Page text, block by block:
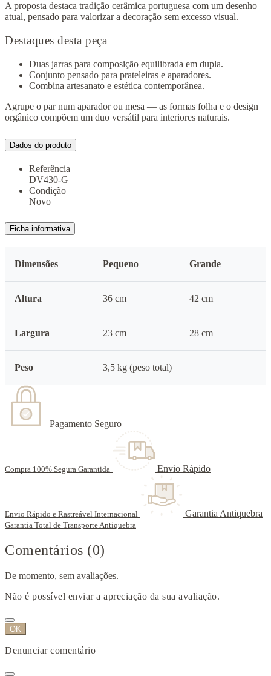
A proposta destaca tradição cerâmica portuguesa com um desenho
atual, pensado para valorizar a decoração sem excesso visual.
Destaques desta peça
Duas jarras para composição equilibrada em dupla.
Conjunto pensado para prateleiras e aparadores.
Combina artesanato e estética contemporânea.
Agrupe o par num aparador ou mesa — as formas folha e o design
orgânico compõem um duo versátil para interiores naturais.
Dados do produto
Referência
DV430-G
Condição
Novo
Ficha informativa
Dimensões Pequeno Grande
Altura 36 cm 42 cm
Largura 23 cm 28 cm
Peso 3,5 kg (peso total)
Pagamento Seguro
Compra 100% Segura Garantida Envio Rápido
Envio Rápido e Rastreável Internacional Garantia Antiquebra
Garantia Total de Transporte Antiquebra
Comentários (0)
De momento, sem avaliações.
Não é possível enviar a apreciação da sua avaliação.
OK
Denunciar comentário